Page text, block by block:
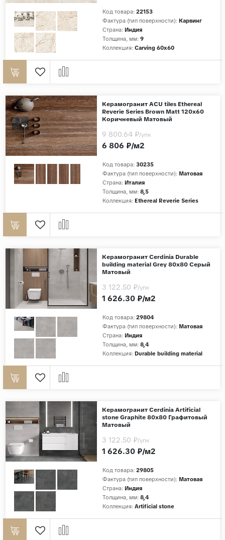
Код товара: 22153
Фактура (тип поверхности): Карвинг
Страна: Индия
Толщина, мм: 9
Коллекция: Carving 60x60
Керамогранит ACU tiles Ethereal
Reverie Series Brown Matt 120x60
Коричневый Матовый
Код товара: 30235
Фактура (тип поверхности): Матовая
Страна: Италия
Толщина, мм: 8,5
Коллекция: Ethereal Reverie Series
6 806 ₽/м2
9 800.64 ₽/упк
Керамогранит Cerdinia Durable
building material Grey 80x80 Серый
Матовый
Код товара: 29804
Фактура (тип поверхности): Матовая
Страна: Индия
Толщина, мм: 8,4
Коллекция: Durable building material
1 626.30 ₽/м2
3 122.50 ₽/упк
Керамогранит Cerdinia Artificial
stone Graphite 80x80 Графитовый
Матовый
Код товара: 29805
Фактура (тип поверхности): Матовая
Страна: Индия
Толщина, мм: 8,4
Коллекция: Artificial stone
1 626.30 ₽/м2
3 122.50 ₽/упк